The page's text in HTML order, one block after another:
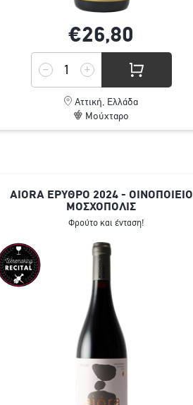
€26,80
Αττική, Ελλάδα
Μούχταρο
AIORA ΕΡΥΘΡΟ 2024 - ΟΙΝΟΠΟΙΕΙΟ
ΜΟΣΧΟΠΟΛΙΣ
Φρούτο και ένταση!